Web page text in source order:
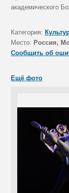
академического
Категория:
Место: Россия,
Сообщить об
Ещё фото